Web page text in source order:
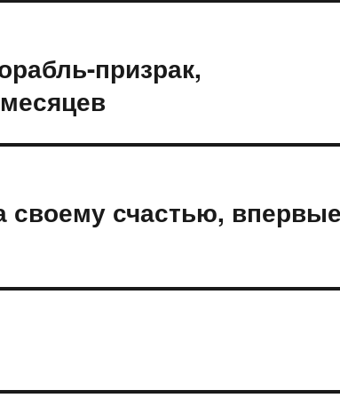
призрак,
своему счастью,